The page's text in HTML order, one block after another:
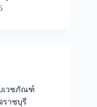
เวชภัณฑ์
ราชบุรี